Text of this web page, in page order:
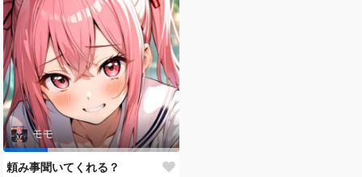
モモ
頼み事聞いてくれる？